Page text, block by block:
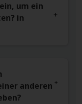
um ein
in
anderen